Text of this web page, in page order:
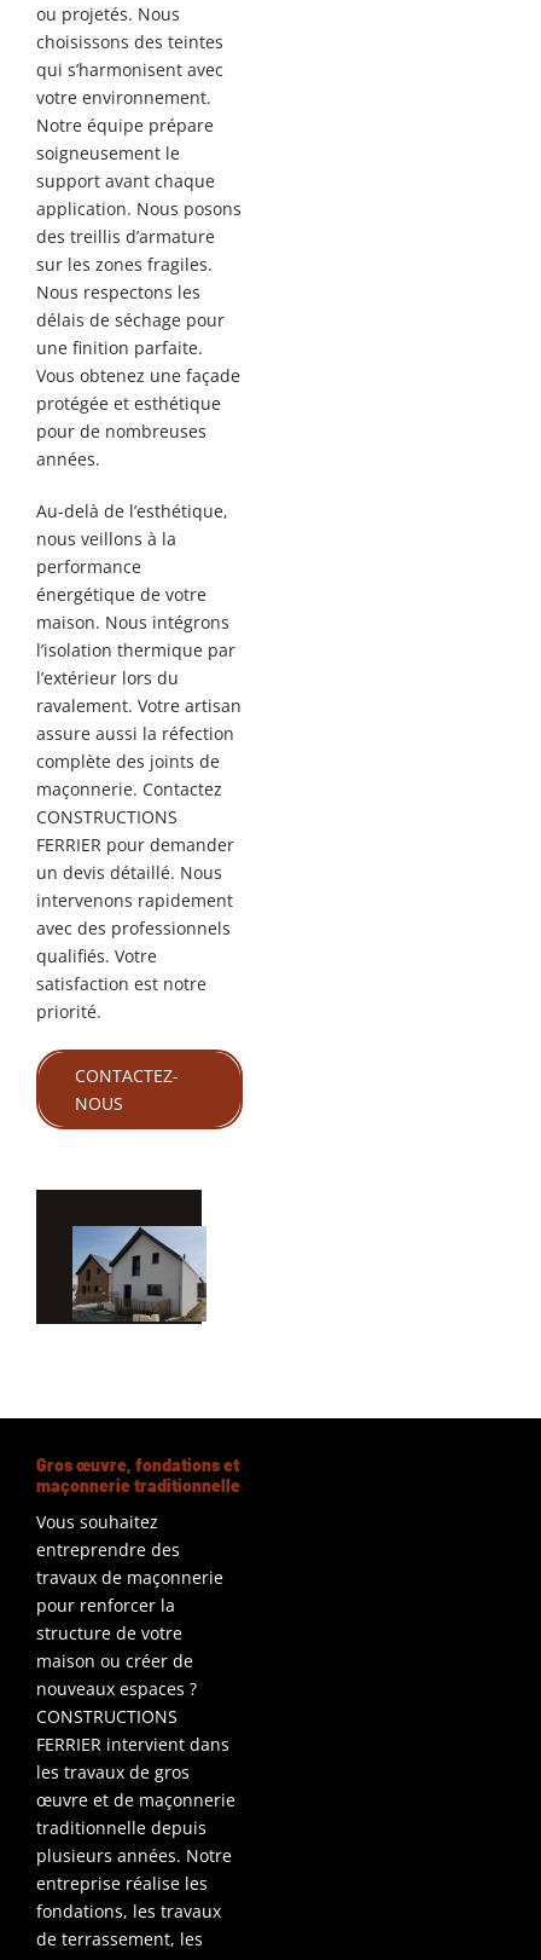
ou projetés. Nous
choisissons des teintes
qui s’harmonisent avec
votre environnement.
Notre équipe prépare
soigneusement le
support avant chaque
application. Nous posons
des treillis d’armature
sur les zones fragiles.
Nous respectons les
délais de séchage pour
une finition parfaite.
Vous obtenez une façade
protégée et esthétique
pour de nombreuses
années.
Au-delà de l’esthétique,
nous veillons à la
performance
énergétique de votre
maison. Nous intégrons
l’isolation thermique par
l’extérieur lors du
ravalement. Votre artisan
assure aussi la réfection
complète des joints de
maçonnerie. Contactez
CONSTRUCTIONS
FERRIER pour demander
un devis détaillé. Nous
intervenons rapidement
avec des professionnels
qualifiés. Votre
satisfaction est notre
priorité.
CONTACTEZ-
NOUS
Gros œuvre, fondations et
maçonnerie traditionnelle
Vous souhaitez
entreprendre des
travaux de maçonnerie
pour renforcer la
structure de votre
maison ou créer de
nouveaux espaces ?
CONSTRUCTIONS
FERRIER intervient dans
les travaux de gros
œuvre et de maçonnerie
traditionnelle depuis
plusieurs années. Notre
entreprise réalise les
fondations, les travaux
de terrassement, les